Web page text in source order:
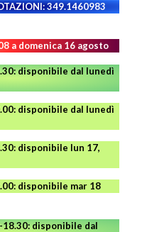
349.1460983
a domenica 16 agosto
disponibile dal lunedì
disponibile dal lunedì
disponibile lun 17,
disponibile mar 18
18.30: disponibile dal